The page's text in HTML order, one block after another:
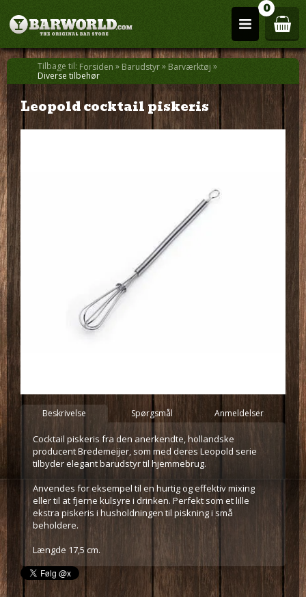
0
Tilbage til: Forsiden » Barudstyr» Barværktøj »
Diverse tilbehør
Leopold cocktail piskeris
Beskrivelse Spørgsmål Anmeldelser
Cocktail piskeris fra den anerkendte, hollandske
producent Bredemeijer, som med deres Leopold serie
tilbyder elegant barudstyr til hjemmebrug.
Anvendes for eksempel til en hurtig og effektiv mixing
eller til at fjerne kulsyre i drinken. Perfekt som et lille
ekstra piskeris i husholdningen til piskning i små
beholdere.
Længde 17,5 cm.